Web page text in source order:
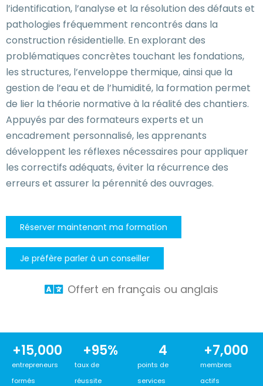
l’identification, l’analyse et la résolution des défauts et
pathologies fréquemment rencontrés dans la
construction résidentielle. En explorant des
problématiques concrètes touchant les fondations,
les structures, l’enveloppe thermique, ainsi que la
gestion de l’eau et de l’humidité, la formation permet
de lier la théorie normative à la réalité des chantiers.
Appuyés par des formateurs experts et un
encadrement personnalisé, les apprenants
développent les réflexes nécessaires pour appliquer
les correctifs adéquats, éviter la récurrence des
erreurs et assurer la pérennité des ouvrages.
Réserver maintenant ma formation
Je préfère parler à un conseiller
Offert en français ou anglais
entrepreneurs
formés
+15,000
taux de
réussite
+95%
points de
services
4
membres
actifs
+7,000